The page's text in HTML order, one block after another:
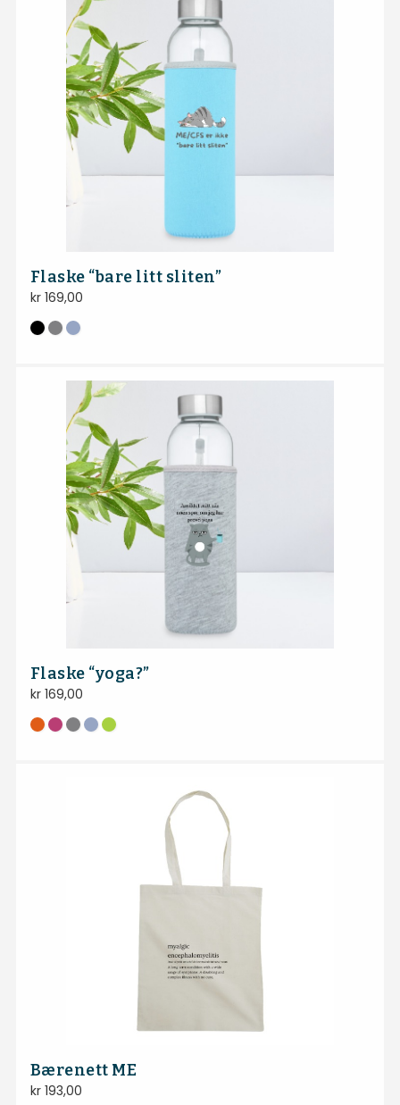
Flaske “bare litt sliten”
kr169,00
Flaske “yoga?”
kr169,00
Bærenett ME
kr193,00